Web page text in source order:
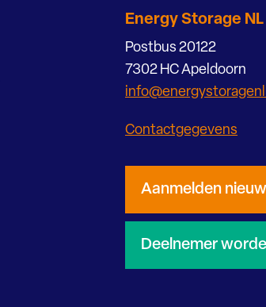
Energy Storage NL
Postbus 20122
7302 HC Apeldoorn
Contactgegevens
Aanmelden
Deelnemer